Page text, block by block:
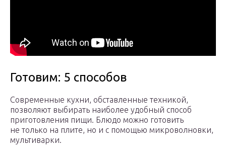
Готовим: 5 способов
Современные кухни, обставленные техникой,
позволяют выбирать наиболее удобный способ
приготовления пищи. Блюдо можно готовить
не только на плите, но и с помощью микроволновки,
мультиварки.